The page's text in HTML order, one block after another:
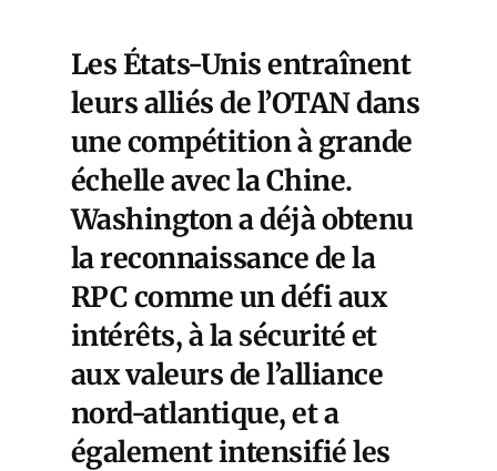
Les États-Unis entraînent
leurs alliés de l’OTAN dans
une compétition à grande
échelle avec la Chine.
Washington a déjà obtenu
la reconnaissance de la
RPC comme un défi aux
intérêts, à la sécurité et
aux valeurs de l’alliance
nord-atlantique, et a
également intensifié les